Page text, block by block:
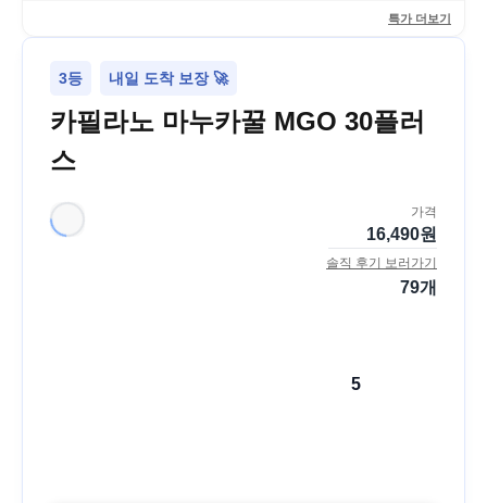
특가 더보기
3등 내일 도착 보장 🚀
카필라노 마누카꿀 MGO 30플러
스
가격
16,490원
솔직 후기 보러가기
79개
5